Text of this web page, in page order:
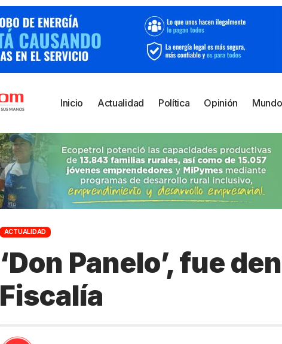
Inicio Actualidad Política Opinión Mundo
ACTUALIDAD
‘Don Panelo’, fue
Fiscalía